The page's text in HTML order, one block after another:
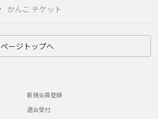
かんこ チケット
ページトップへ
新規会員登録
退会受付